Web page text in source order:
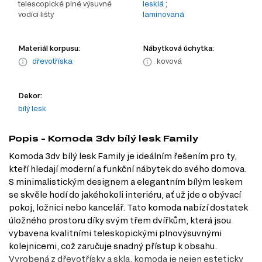
telescopické plné výsuvné
vodící lišty
lesklá ;
laminovaná
Materiál korpusu:
dřevotříska
Nábytková úchytka:
kovová
Dekor:
bílý lesk
Popis - Komoda 3dv bílý lesk Family
Komoda 3dv bílý lesk Family je ideálním řešením pro ty,
kteří hledají moderní a funkční nábytek do svého domova.
S minimalistickým designem a elegantním bílým leskem
se skvěle hodí do jakéhokoli interiéru, ať už jde o obývací
pokoj, ložnici nebo kancelář. Tato komoda nabízí dostatek
úložného prostoru díky svým třem dvířkům, která jsou
vybavena kvalitními teleskopickými plnovýsuvnými
kolejnicemi, což zaručuje snadný přístup k obsahu.
Vyrobená z dřevotřísky a skla, komoda je nejen esteticky